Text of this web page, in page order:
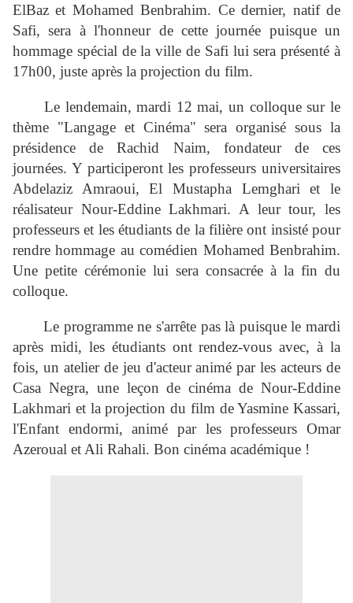
ElBaz et Mohamed Benbrahim. Ce dernier, natif de
Safi, sera à l'honneur de cette journée puisque un
hommage spécial de la ville de Safi lui sera présenté à
17h00, juste après la projection du film.
Le lendemain, mardi 12 mai, un colloque sur le
thème "Langage et Cinéma" sera organisé sous la
présidence de Rachid Naim, fondateur de ces
journées. Y participeront les professeurs universitaires
Abdelaziz Amraoui, El Mustapha Lemghari et le
réalisateur Nour-Eddine Lakhmari. A leur tour, les
professeurs et les étudiants de la filière ont insisté pour
rendre hommage au comédien Mohamed Benbrahim.
Une petite cérémonie lui sera consacrée à la fin du
colloque.
Le programme ne s'arrête pas là puisque le mardi
après midi, les étudiants ont rendez-vous avec, à la
fois, un atelier de jeu d'acteur animé par les acteurs de
Casa Negra, une leçon de cinéma de Nour-Eddine
Lakhmari et la projection du film de Yasmine Kassari,
l'Enfant endormi, animé par les professeurs Omar
Azeroual et Ali Rahali. Bon cinéma académique !